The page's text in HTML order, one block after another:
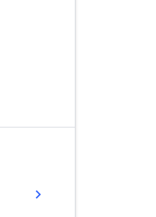
chevron_right